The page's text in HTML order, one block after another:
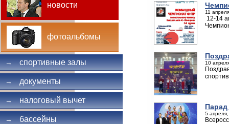
новости
фотоальбомы
→ спортивные залы
→ документы
→ налоговый вычет
→ бассейны
11
12-14
10
5